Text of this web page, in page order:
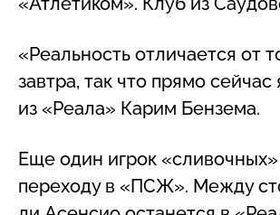
«Реальность отличается от
завтра, так что прямо
из «Реала» Карим Бензема.
Еще один игрок
переходу в «ПСЖ». Между